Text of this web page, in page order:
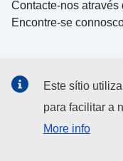
Contacte-nos através
Encontre-se
Procure as contas
Este sítio
para facilitar a
More info